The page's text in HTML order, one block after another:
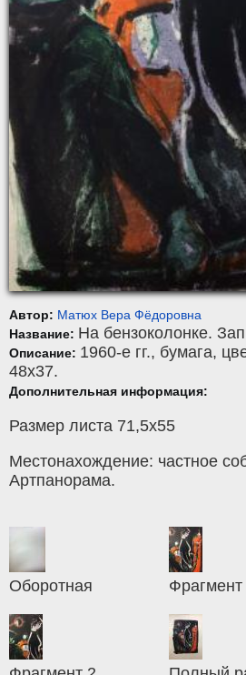
Автор: Матюх Вера Фёдоровна
Название: На бензоколонке.
Описание: 1960-е гг., бумага,
48x37.
Дополнительная информация:
Размер листа 71,5х55
Местонахождение: частное
Артпанорама.
Оборотная Фрагмент